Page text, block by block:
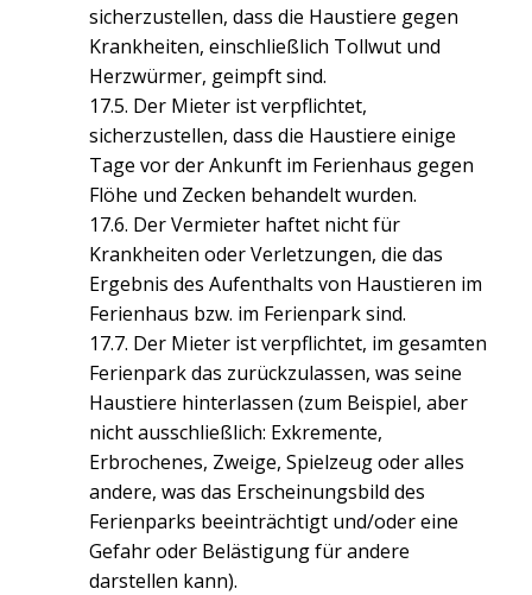
sicherzustellen, dass die Haustiere gegen
Krankheiten, einschließlich Tollwut und
Herzwürmer, geimpft sind.
17.5. Der Mieter ist verpflichtet,
sicherzustellen, dass die Haustiere einige
Tage vor der Ankunft im Ferienhaus gegen
Flöhe und Zecken behandelt wurden.
17.6. Der Vermieter haftet nicht für
Krankheiten oder Verletzungen, die das
Ergebnis des Aufenthalts von Haustieren im
Ferienhaus bzw. im Ferienpark sind.
17.7. Der Mieter ist verpflichtet, im gesamten
Ferienpark das zurückzulassen, was seine
Haustiere hinterlassen (zum Beispiel, aber
nicht ausschließlich: Exkremente,
Erbrochenes, Zweige, Spielzeug oder alles
andere, was das Erscheinungsbild des
Ferienparks beeinträchtigt und/oder eine
Gefahr oder Belästigung für andere
darstellen kann).